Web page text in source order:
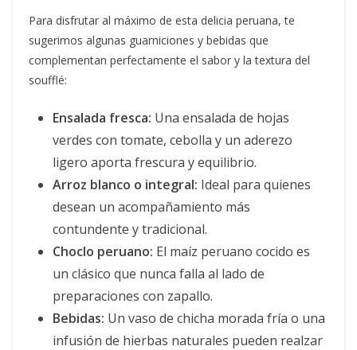
Para disfrutar al máximo de esta delicia peruana, te
sugerimos algunas guarniciones y bebidas que
complementan perfectamente el sabor y la textura del
soufflé:
Ensalada fresca: Una ensalada de hojas
verdes con tomate, cebolla y un aderezo
ligero aporta frescura y equilibrio.
Arroz blanco o integral: Ideal para quienes
desean un acompañamiento más
contundente y tradicional.
Choclo peruano: El maíz peruano cocido es
un clásico que nunca falla al lado de
preparaciones con zapallo.
Bebidas: Un vaso de chicha morada fría o una
infusión de hierbas naturales pueden realzar